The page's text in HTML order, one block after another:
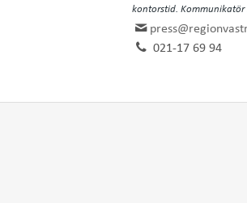
kontorstid. Kommunikatör
021-17 69 94